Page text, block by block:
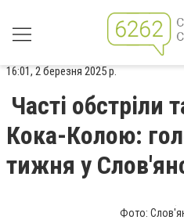
16:01, 2 березня 2025 р.
Часті обстріли
Кока-Колою:
тижня у
Фото: